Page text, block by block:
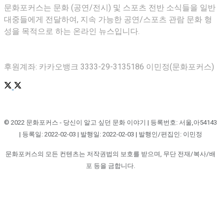
문화포커스는 문화 (공연/전시) 및 스포츠 전반 소식들을 일반
대중들에게 전달하여, 지속 가능한 공연/스포츠 관람 문화 형
성을 목적으로 하는 온라인 뉴스입니다.
후원계좌: 카카오뱅크 3333-29-3135186 이민정(문화포커스)
© 2022 문화포커스 - 당신이 알고 싶던 문화 이야기 | 등록번호: 서울,아54143
| 등록일: 2022-02-03 | 발행일: 2022-02-03 | 발행인/편집인: 이민정
문화포커스의 모든 컨텐츠는 저작권법의 보호를 받으며, 무단 전재/복사/배
포 등을 금합니다.